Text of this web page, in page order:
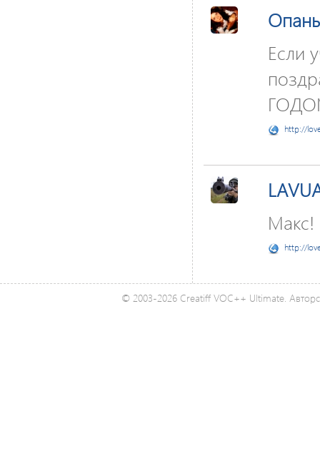
Если
http://
Макс!
http://
© 2003-2026 Creatiff VOC++ Ultimate.